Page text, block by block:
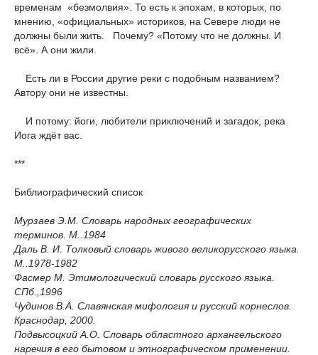
временам «безмолвия». То есть к эпохам, в которых, по
мнению, «официальных» историков, на Севере люди не
должны были жить. Почему? «Потому что не должны. И
всё». А они жили.
Есть ли в России другие реки с подобным названием?
Автору они не известны.
И потому: йоги, любители приключений и загадок, река
Иога ждёт вас.
***
Библиографический список
Мурзаев Э.М. Словарь народных географических
терминов. М..1984
Даль В. И. Толковый словарь живого великорусского языка.
М..1978-1982
Фасмер М. Этимологический словарь русского языка.
СПб.,1996
Чудинов В.А. Славянская мифология и русский корнеслов.
Краснодар, 2000.
Подвысоцкий А.О. Словарь областного архангельского
наречия в его бытовом и этнографическом применении.